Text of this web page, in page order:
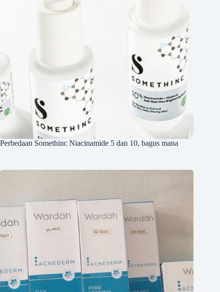
Perbedaan Somethinc Niacinamide 5 dan 10, bagus mana